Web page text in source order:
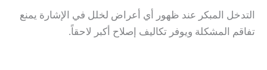
التدخل المبكر عند ظهور أي أعراض لخلل في الإشارة يمنع
تفاقم المشكلة ويوفر تكاليف إصلاح أكبر لاحقاً.